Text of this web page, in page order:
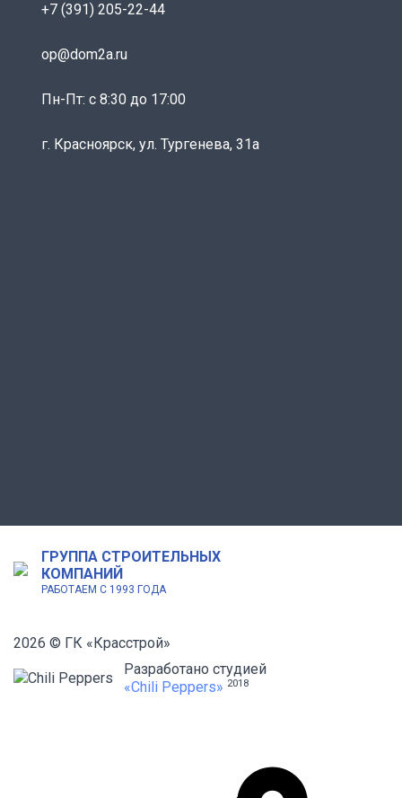
+7 (391) 205-22-44
op@dom2a.ru
Пн-Пт: c 8:30 до 17:00
г. Красноярск, ул. Тургенева, 31а
ГРУППА СТРОИТЕЛЬНЫХ
КОМПАНИЙ
РАБОТАЕМ С 1993 ГОДА
2026 © ГК «Красстрой»
Разработано студией
«Chili Peppers» 2018